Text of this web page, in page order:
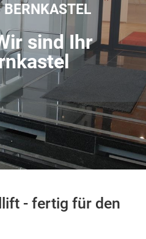
sind Ihr
- fertig für den